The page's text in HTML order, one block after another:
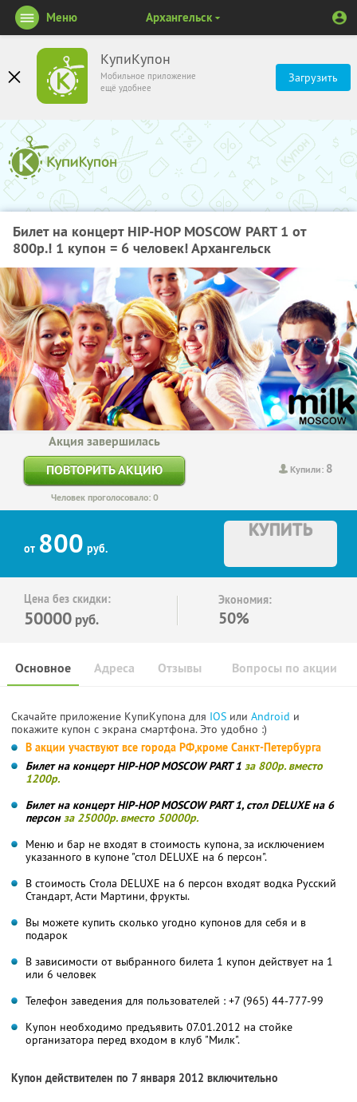
КупиКупон
Мобильное приложение
ещё удобнее
Загрузить
Меню Архангельск
Билет на концерт HIP-HOP MOSCOW PART 1 от
800р.! 1 купон = 6 человек! Архангельск
Купили: 8
Акция завершилась
ПОВТОРИТЬ АКЦИЮ
Человек проголосовало: 0
от 800 руб.
КУПИТЬ
Цена без скидки:
50000 руб.
Экономия:
50%
Основное Отзывы Вопросы по акции
Адреса
Скачайте приложение КупиКупона для IOS или Android и
покажите купон с экрана смартфона. Это удобно :)
В акции участвуют все города РФ,кроме Санкт-Петербурга
Билет на концерт HIP-HOP MOSCOW PART 1 за 800р. вместо
1200р.
Билет на концерт HIP-HOP MOSCOW PART 1, стол DELUXE на 6
персонза 25000р. вместо 50000р.
Меню и бар не входят в стоимость купона, за исключением
указанного в купоне "стол DELUXE на 6 персон".
В стоимость Стола DELUXE на 6 персон входят водка Русский
Стандарт, Асти Мартини, фрукты.
Вы можете купить сколько угодно купонов для себя и в
подарок
В зависимости от выбранного билета 1 купон действует на 1
или 6 человек
Телефон заведения для пользователей : +7 (965) 44-777-99
Купон необходимо предъявить 07.01.2012 на стойке
организатора перед входом в клуб "Милк".
Купон действителен по 7 января 2012 включительно